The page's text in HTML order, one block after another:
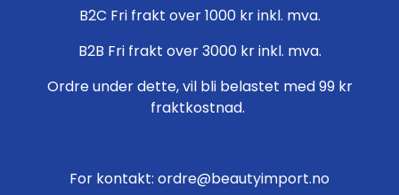
B2C Fri frakt over 1000 kr inkl. mva.
B2B Fri frakt over 3000 kr inkl. mva.
Ordre under dette, vil bli belastet med 99 kr
fraktkostnad.
For kontakt: ordre@beautyimport.no